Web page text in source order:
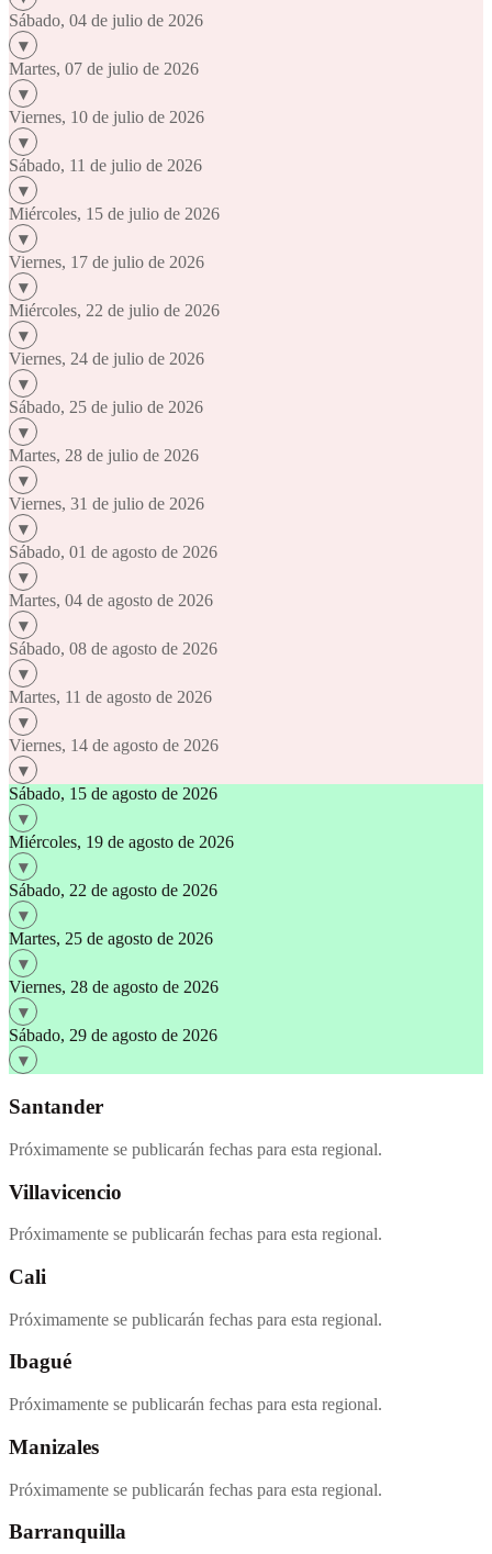
Sábado, 04 de julio de 2026
Martes, 07 de julio de 2026
Viernes, 10 de julio de 2026
Sábado, 11 de julio de 2026
Miércoles, 15 de julio de 2026
Viernes, 17 de julio de 2026
Miércoles, 22 de julio de 2026
Viernes, 24 de julio de 2026
Sábado, 25 de julio de 2026
Martes, 28 de julio de 2026
Viernes, 31 de julio de 2026
Sábado, 01 de agosto de 2026
Martes, 04 de agosto de 2026
Sábado, 08 de agosto de 2026
Martes, 11 de agosto de 2026
Viernes, 14 de agosto de 2026
Sábado, 15 de agosto de 2026
Miércoles, 19 de agosto de 2026
Sábado, 22 de agosto de 2026
Martes, 25 de agosto de 2026
Viernes, 28 de agosto de 2026
Sábado, 29 de agosto de 2026
Santander
Próximamente se publicarán fechas para esta regional.
Villavicencio
Próximamente se publicarán fechas para esta regional.
Cali
Próximamente se publicarán fechas para esta regional.
Ibagué
Próximamente se publicarán fechas para esta regional.
Manizales
Próximamente se publicarán fechas para esta regional.
Barranquilla